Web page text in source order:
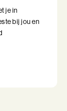
je in
bij jou en